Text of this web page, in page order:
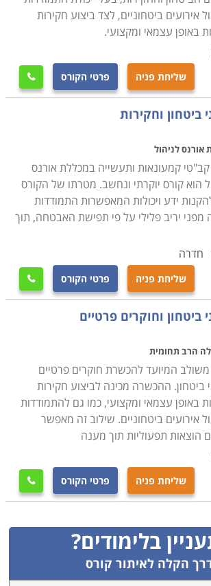
מצלמות זעירות, מיקרופונים, אמצעי
חיישני תנועה וכדומה. בנוסף
המערכות הכלליות כדוגמת משטרה,
ציבור וכדומה על מנת ליצור שיתופי
לרכוש את הידע כיצד לשאוב ממערכות
לחוקר בעבודתו . במסגרת הקורס
החקירה, לרבות הטכנולוגיה והפסיכולוגיה
במהלך הקורס, פרט ללימודי התיאוריה
לדוגמה בם נדרשים הסטודנטים
מידע בעל ערך בסיטואציות מבוימות
אירועים ביטחוניים, לצד ביצוע חקירות
באופן עצמאי ומקצועי.
שליחת פניה פרטי הקורס 
ביטחון וחקירות
אורנס לניהול
קמעונאות ותעשייה במכללת אורנס
הוא קורס יוקרתי ונחשב. מטרתו של הקורס
ידע ויכולות המאפשרות התמודדות
מפני יריב פלילי על פי תפישת האבטחה, תוך
חדרה
שליחת פניה פרטי הקורס 
ביטחון וחוקרים פרטיים
הרב תחומית
המיועד להכשרת חוקרים פרטיים
ביטחון. ההכשרה מכינה לביצוע חקירות
באופן עצמאי ומקצועי, כמו גם להתמודדות
אירועים ביטחוניים. שילוב זה מאפשר
הוצאות תפעוליות תוך מענה
שליחת פניה פרטי הקורס 
בלימודים?
הקלה לאיתור קורס